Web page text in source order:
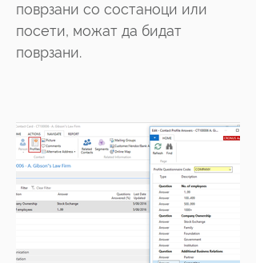
поврзани со состаноци или
посети, можат да бидат
поврзани.